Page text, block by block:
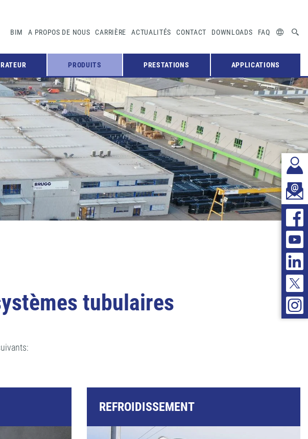
BIM A PROPOS DE NOUS CARRIÈRE ACTUALITÉS CONTACT DOWNLOADS FAQ
PRODUITS PRESTATIONS APPLICATIONS
tubulaires
REFROIDISSEMENT